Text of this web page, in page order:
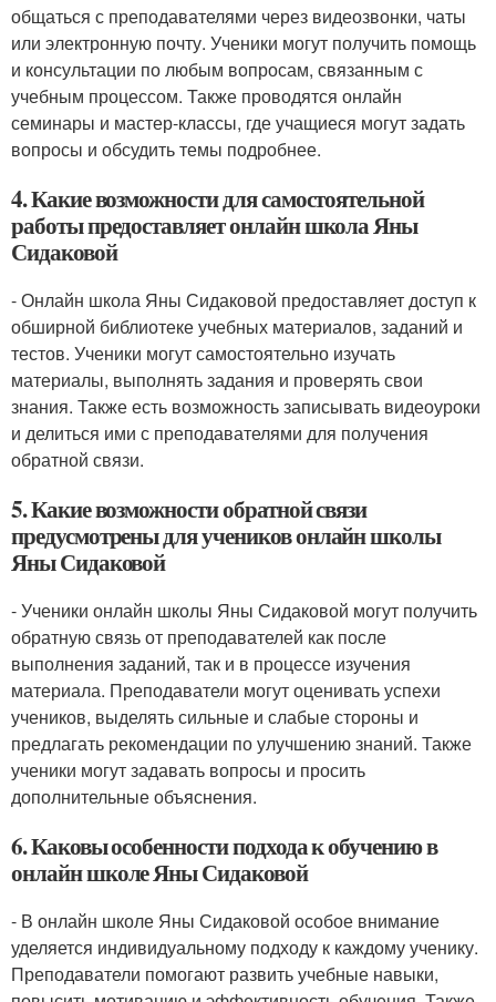
общаться с преподавателями через видеозвонки, чаты
или электронную почту. Ученики могут получить помощь
и консультации по любым вопросам, связанным с
учебным процессом. Также проводятся онлайн
семинары и мастер-классы, где учащиеся могут задать
вопросы и обсудить темы подробнее.
4. Какие возможности для самостоятельной
работы предоставляет онлайн школа Яны
Сидаковой
- Онлайн школа Яны Сидаковой предоставляет доступ к
обширной библиотеке учебных материалов, заданий и
тестов. Ученики могут самостоятельно изучать
материалы, выполнять задания и проверять свои
знания. Также есть возможность записывать видеоуроки
и делиться ими с преподавателями для получения
обратной связи.
5. Какие возможности обратной связи
предусмотрены для учеников онлайн школы
Яны Сидаковой
- Ученики онлайн школы Яны Сидаковой могут получить
обратную связь от преподавателей как после
выполнения заданий, так и в процессе изучения
материала. Преподаватели могут оценивать успехи
учеников, выделять сильные и слабые стороны и
предлагать рекомендации по улучшению знаний. Также
ученики могут задавать вопросы и просить
дополнительные объяснения.
6. Каковы особенности подхода к обучению в
онлайн школе Яны Сидаковой
- В онлайн школе Яны Сидаковой особое внимание
уделяется индивидуальному подходу к каждому ученику.
Преподаватели помогают развить учебные навыки,